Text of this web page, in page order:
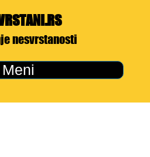
nesvrstanosti
Meni